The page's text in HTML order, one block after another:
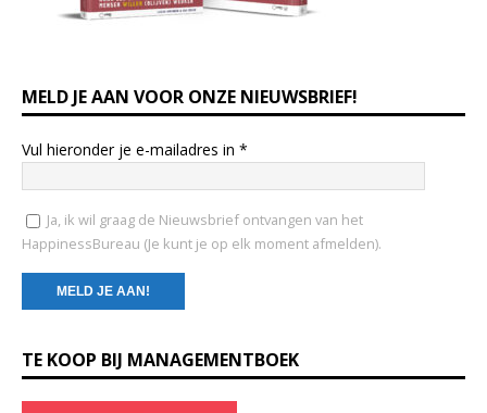
MELD JE AAN VOOR ONZE NIEUWSBRIEF!
Vul hieronder je e-mailadres in *
Ja, ik wil graag de Nieuwsbrief ontvangen van het
HappinessBureau (Je kunt je op elk moment afmelden).
o
n
TE KOOP BIJ MANAGEMENTBOEK